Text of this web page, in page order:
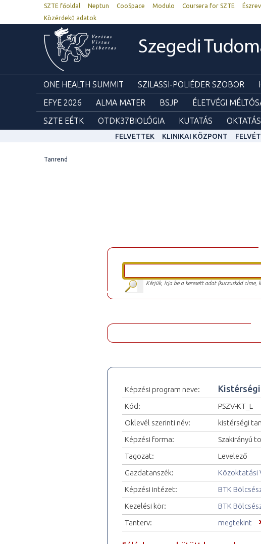
SZTE főoldal Neptun CooSpace Modulo Coursera for SZTE
Közérdekű adatok
Szegedi
ONE HEALTH SUMMIT SZILASSI-POLIÉDER SZOBOR
EFYE 2026
ALMA MATER BSJP ÉLETVÉGI
SZTE EÉTK
OTDK37BIOLÓGIA KUTATÁS OKTATÁS
FELVETTEK KLINIKAI KÖZPONT
Tanrend
Kérjük, írja be a keresett adat (kurzuskód címe,
Képzési program neve:
Kód:
PSZV-KT_L
Oklevél szerinti név:
kistérségi
Képzési forma:
Szakirányú
Tagozat:
Levelező
Gazdatanszék:
Közoktatási
Képzési intézet:
BTK
Kezelési kör:
BTK
Tanterv:
megtekint